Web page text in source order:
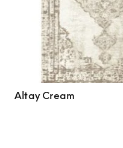
Altay Cream